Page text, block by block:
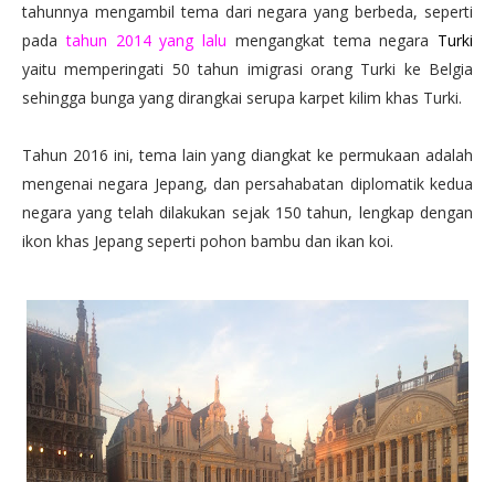
tahunnya mengambil tema dari negara yang berbeda, seperti
padatahun 2014 yang lalu mengangkat tema negara Turki
yaitu memperingati 50 tahun imigrasi orang Turki ke Belgia
sehingga bunga yang dirangkai serupa karpet kilim khas Turki.
Tahun 2016 ini, tema lain yang diangkat ke permukaan adalah
mengenai negara Jepang, dan persahabatan diplomatik kedua
negara yang telah dilakukan sejak 150 tahun, lengkap dengan
ikon khas Jepang seperti pohon bambu dan ikan koi.